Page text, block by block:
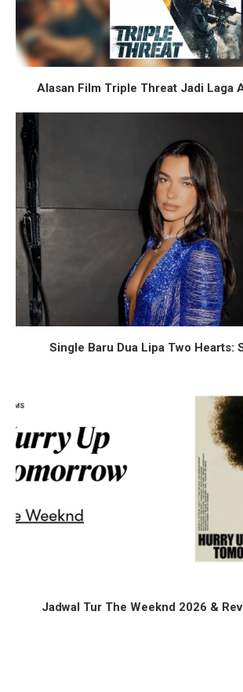
Alasan Film Triple Threat Jadi Laga
Single Baru Dua Lipa Two Hearts:
Jadwal Tur The Weeknd 2026 &